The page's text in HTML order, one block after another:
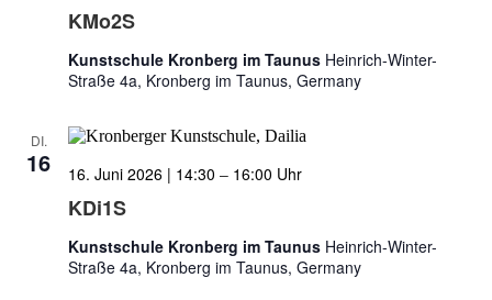
KMo2S
Kunstschule Kronberg im Taunus Heinrich-Winter-
Straße 4a, Kronberg im Taunus, Germany
DI.
16
KDi1S
16. Juni 2026 | 14:30 – 16:00
Kunstschule Kronberg im Taunus Heinrich-Winter-
Straße 4a, Kronberg im Taunus, Germany